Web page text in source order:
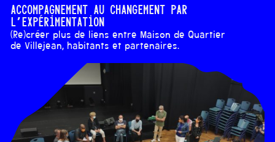
Accompagnement au changement par
l’expérimentation
(Re)créer plus de liens entre Maison de Quartier
de Villejean, habitants et partenaires.